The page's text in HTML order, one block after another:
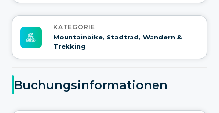
KATEGORIE
Mountainbike, Stadtrad, Wandern &
Trekking
Buchungsinformationen